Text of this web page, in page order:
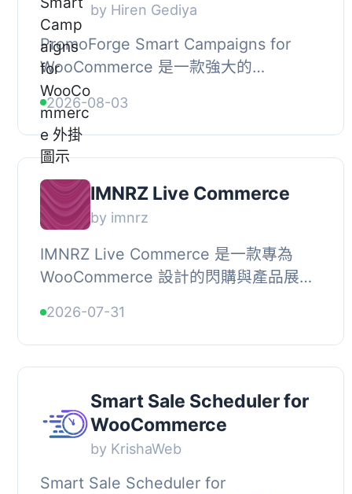
by Hiren Gediya
PromoForge Smart Campaigns for
WooCommerce 是一款強大的
WooCommerce 折扣外掛，讓您能夠創
建結構化的限時特賣、BOGO 交易、預
定優惠及特殊網址促銷，而無...
2026-08-03
IMNRZ Live Commerce
by imnrz
IMNRZ Live Commerce 是一款專為
WooCommerce 設計的閃購與產品展示
式、高轉換率的銷售活動與登陸頁面，
並具備倒數計時、優...
2026-07-31
Smart Sale Scheduler for
WooCommerce
by KrishaWeb
Smart Sale Scheduler for